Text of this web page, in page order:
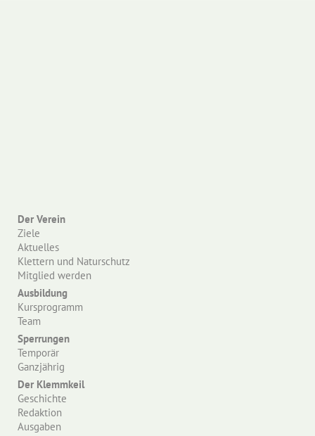
Der Verein
Ziele
Aktuelles
Klettern und Naturschutz
Mitglied werden
Ausbildung
Kursprogramm
Team
Sperrungen
Temporär
Ganzjährig
Der Klemmkeil
Geschichte
Redaktion
Ausgaben